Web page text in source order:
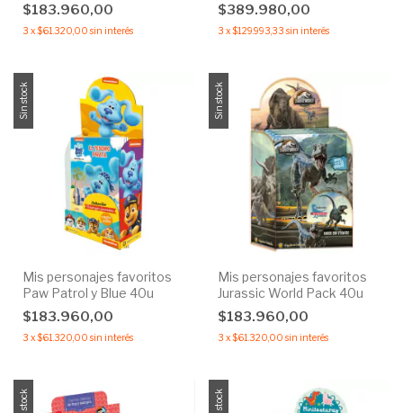
$183.960,00
3 x$61.320,00 sin interés
$389.980,00
3 x$129.993,33 sin interés
Sin stock
Mis personajes favoritos
Paw Patrol y Blue 40u
$183.960,00
3 x$61.320,00 sin interés
Sin stock
Mis personajes favoritos
Jurassic World Pack 40u
$183.960,00
3 x$61.320,00 sin interés